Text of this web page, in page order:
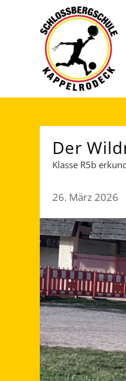
Der
Klasse R5b
26. März 2026